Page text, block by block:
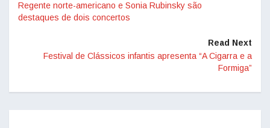
Regente norte-americano e Sonia Rubinsky são
destaques de dois concertos
Read Next
Festival de Clássicos infantis apresenta “A Cigarra e a
Formiga”